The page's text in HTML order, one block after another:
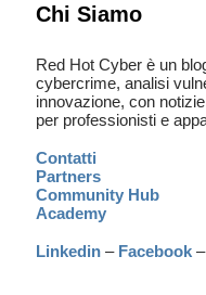
Chi Siamo
Red Hot Cyber è un
cybercrime, analisi
innovazione, con
per professionisti e
Contatti
Partners
Community Hub
Academy
Linkedin – Facebook –